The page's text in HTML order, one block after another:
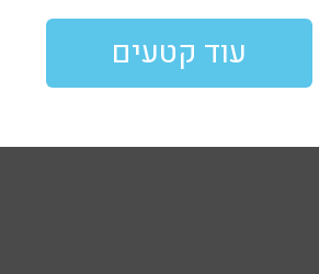
עוד קטעים